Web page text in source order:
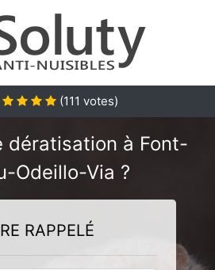
(111 votes)
dératisation à Font-
Odeillo-Via ?
RAPPELÉ